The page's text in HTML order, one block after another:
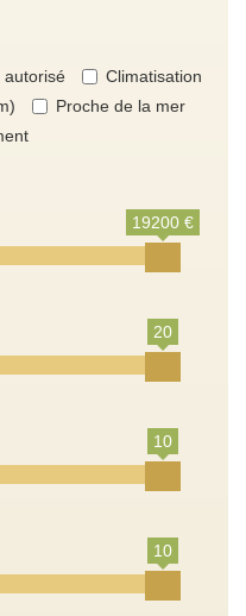
autorisé
Climatisation
Proche de la mer
19200 €
20
10
10